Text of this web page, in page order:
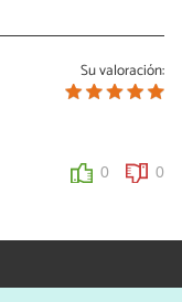
Su valoración:
0 0